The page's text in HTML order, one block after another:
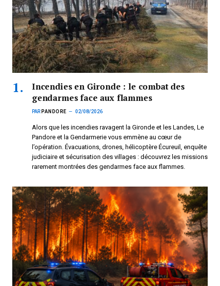
Incendies en Gironde : le combat des
gendarmes face aux flammes
PAR PANDORE 02/08/2026
Alors que les incendies ravagent la Gironde et les Landes, Le
Pandore et la Gendarmerie vous emmène au cœur de
l’opération. Évacuations, drones, hélicoptère Écureuil, enquête
judiciaire et sécurisation des villages : découvrez les missions
rarement montrées des gendarmes face aux flammes.